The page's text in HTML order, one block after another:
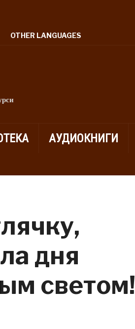
OTHER LANGUAGES
АУДИОКНИГИ
дня
светом!